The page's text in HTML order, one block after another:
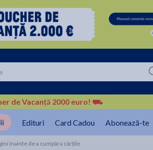
de Vacanță 2000 euro! ⛟
Edituri Card Cadou Abonează-te
înainte de a cumpăra cărțile